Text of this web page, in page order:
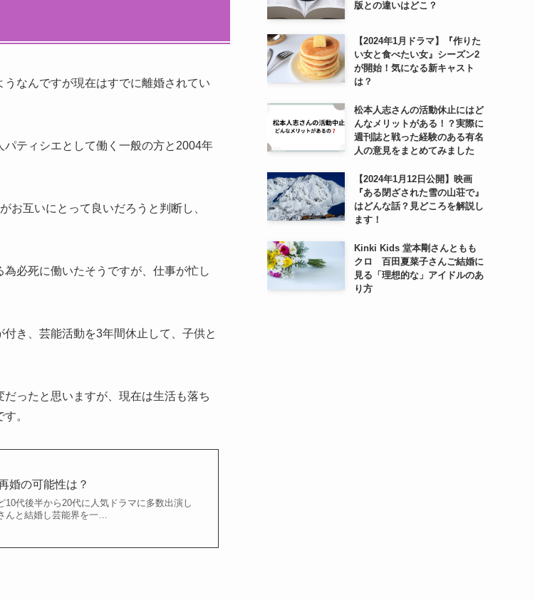
なんですが現在はすでに離婚されてい
ティシエとして働く一般の方と2004年
お互いにとって良いだろうと判断し、
必死に働いたそうですが、仕事が忙し
き、芸能活動を3年間休止して、子供と
ったと思いますが、現在は生活も落ち
。
婚の可能性は？
10代後半から20代に人気ドラマに多数出演し
んと結婚し芸能界を一…
版との違いはどこ？
【2024年1月ドラマ】『作りた
い女と食べたい女』シーズン2
が開始！気になる新キャスト
は？
松本人志さんの活動休止にはど
んなメリットがある！？実際に
週刊誌と戦った経験のある有名
人の意見をまとめてみました
【2024年1月12日公開】映画
『ある閉ざされた雪の山荘で』
はどんな話？見どころを解説し
ます！
Kinki Kids 堂本剛さんともも
クロ 百田夏菜子さんご結婚に
見る「理想的な」アイドルのあ
り方